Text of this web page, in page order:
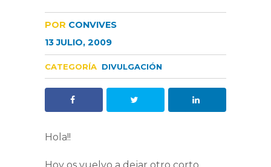
POR CONVIVES
13 JULIO, 2009
CATEGORÍA DIVULGACIÓN
Hola!!